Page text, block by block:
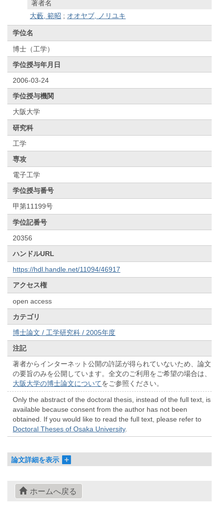
著者名
大藪, 範昭 ; オオヤブ, ノリユキ
学位名
博士（工学）
学位授与年月日
2006-03-24
学位授与機関
大阪大学
研究科
工学
専攻
電子工学
学位授与番号
甲第11199号
学位記番号
20356
ハンドルURL
https://hdl.handle.net/11094/46917
アクセス権
open access
カテゴリ
博士論文 / 工学研究科 / 2005年度
注記
著者からインターネット公開の許諾が得られていないため、論文
の要旨のみを公開しています。全文のご利用をご希望の場合は、
大阪大学の博士論文についてをご参照ください。
Only the abstract of the doctoral thesis, instead of the full text, is
available because consent from the author has not been
obtained. If you would like to read the full text, please refer to
Doctoral Theses of Osaka University.
論文詳細を表示
ホームへ戻る